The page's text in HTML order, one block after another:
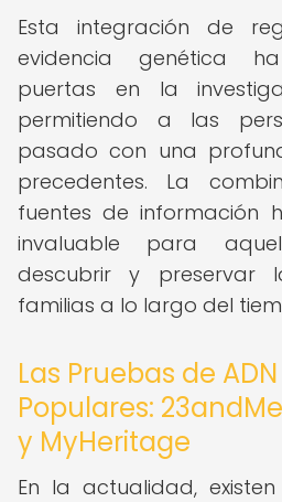
Esta integración de
evidencia genética
puertas en la
permitiendo a las
pasado con una
precedentes. La
fuentes de información
invaluable para
descubrir y preservar
familias a lo largo del
Las Pruebas de
Populares:
y MyHeritage
En la actualidad,